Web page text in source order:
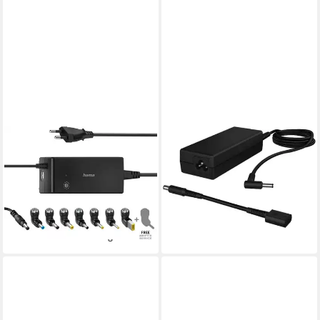
Universal-Notebook-Netzteil,
12-22V/90W 8
Notebookstecker Notebook-
Netzteil
ab 53,94 €
lieferbar - in 3-4 Werktagen bei dir
90 W Smart Netzteil
Notebook-Netzteil
57,99 €
lieferbar - in 4-5 Werktagen bei dir